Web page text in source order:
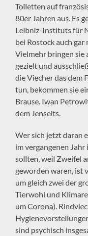
Toiletten auf
80er Jahren aus. Es
Leibniz-Instituts für
bei Rostock auch
Vielmehr bringen sie
gezielt und
die Viecher das dem
tun, bekommen sie
Brause. Iwan
dem Jenseits.
Wer sich jetzt daran
im vergangenen
sollten, weil Zweifel
geworden waren, ist
um gleich zwei der
Tierwohl und
um Corona).
sind psychisch